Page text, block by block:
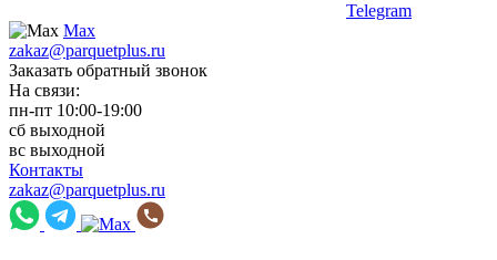
Telegram
Max
zakaz@parquetplus.ru
Заказать обратный звонок
На связи:
пн-пт 10:00-19:00
сб выходной
вс выходной
Контакты
zakaz@parquetplus.ru